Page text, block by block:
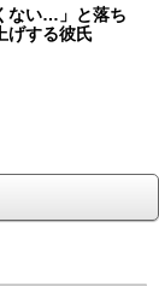
ない…」と落ち
げする彼氏